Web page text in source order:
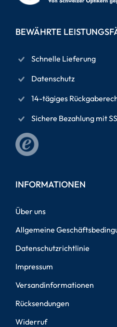
BEWÄHRTE
Schnelle Lieferung
Datenschutz
14-tägiges
Sichere Bezahlung mit
INFORMATIONEN
Über uns
Allgemeine
Datenschutzrichtlinie
Impressum
Versandinformationen
Rücksendungen
Widerruf